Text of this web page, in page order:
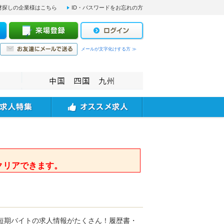
探しの企業様はこちら ID・パスワードをお忘れの方
メールが文字化けする方 ≫
アできます。
バイトの求人情報がたくさん！履歴書・